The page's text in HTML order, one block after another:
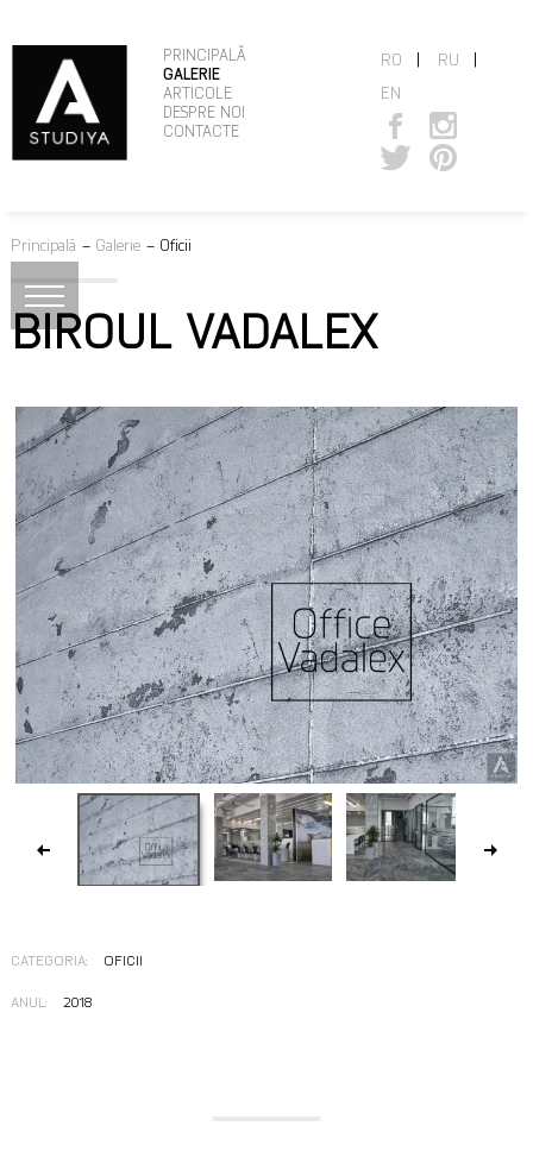
PRINCIPALĂ
GALERIE
ARTICOLE
DESPRE NOI
CONTACTE
RO | RU |
EN
Principală – Galerie – Oficii
BIROUL VADALEX
CATEGORIA: OFICII
ANUL: 2018